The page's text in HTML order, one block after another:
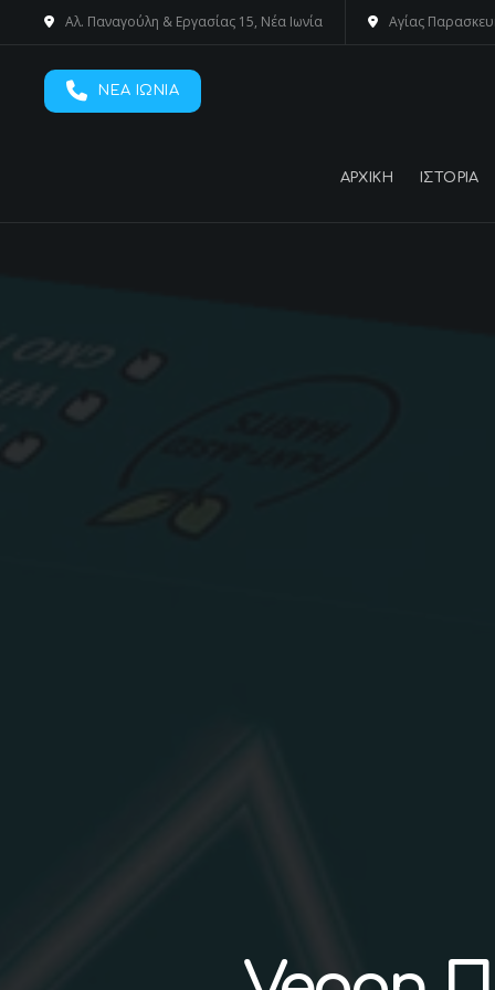
Αλ. Παναγούλη & Εργασίας 15, Νέα Ιωνία Αγίας
ΝΕΑ ΙΩΝΙΑ
ΑΡΧΙΚΗ ΙΣΤΟΡΙΑ